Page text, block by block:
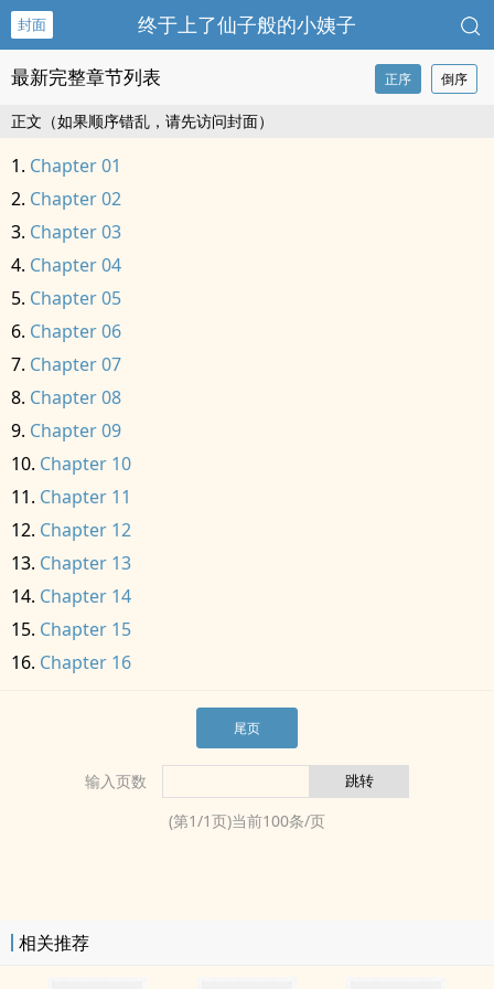
封面 终于上了仙子般的小姨子
最新完整章节列表 正序 倒序
正文（如果顺序错乱，请先访问封面）
Chapter 01
Chapter 02
Chapter 03
Chapter 04
Chapter 05
Chapter 06
Chapter 07
Chapter 08
Chapter 09
Chapter 10
Chapter 11
Chapter 12
Chapter 13
Chapter 14
Chapter 15
Chapter 16
尾页
输入页数
(第1/1页)当前100条/页
相关推荐